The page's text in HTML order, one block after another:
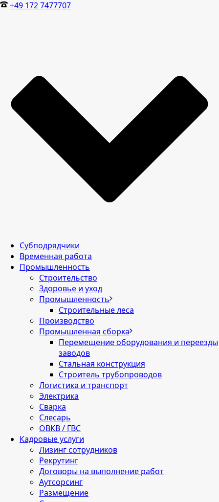
+49 172 7477707
Cубподрядчики
Временная работа
Промышленность
Строительство
Здоровье и уход
Промышленность
Строительные леса
Производство
Промышленная сборка
Перемещение оборудования и переезды
заводов
Стальная конструкция
Строитель трубопроводов
Логистика и транспорт
Электрика
Сварка
Слесарь
ОВКВ / ГВС
Кадровые услуги
Лизинг сотрудников
Рекрутинг
Договоры на выполнение работ
Аутсорсинг
Размещение